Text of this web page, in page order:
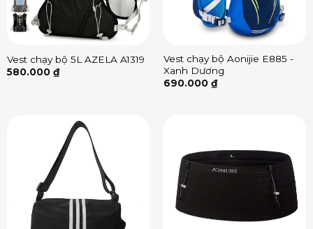
Vest chạy bộ 5L AZELA A1319
580.000 ₫
Vest chạy bộ Aonijie E885 -
Xanh Dương
690.000 ₫